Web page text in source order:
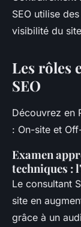
SEO utilise
visibilité du
Les rôles
SEO
Découvrez en
: On-site et
Examen
techniques :
Le consultant
site en
grâce à un